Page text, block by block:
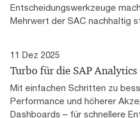
Entscheidungswerkzeuge
Mehrwert der SAC nachhaltig
11 Dez 2025
Turbo für die SAP Analytics
Mit einfachen Schritten zu
Performance und höherer
Dashboards – für schnellere